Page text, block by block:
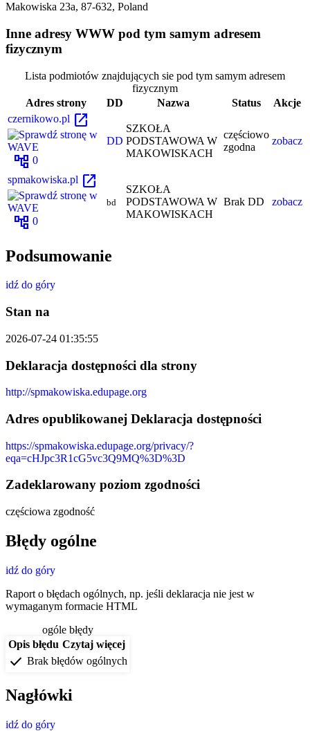
Makowiska 23a, 87-632, Poland
Inne adresy WWW pod tym samym adresem
fizycznym
Lista podmiotów znajdujących sie pod tym samym adresem
fizycznym
Adres strony
DD Nazwa Status
Akcje
czernikowo.pl open_in_new
account_tree 0
DD
SZKOŁA
PODSTAWOWA W
MAKOWISKACH
częściowo
zgodna
zobacz
spmakowiska.pl open_in_new
account_tree 0
bd
SZKOŁA
PODSTAWOWA W
MAKOWISKACH
Brak DD zobacz
Podsumowanie
idź do góry
Stan na
2026-07-24 01:35:55
Deklaracja dostępności dla strony
http://spmakowiska.edupage.org
Adres opublikowanej Deklaracja dostępności
https://spmakowiska.edupage.org/privacy/?
eqa=cHJpc3R1cG5vc3Q9MQ%3D%3D
Zadeklarowany poziom zgodności
częściowa zgodność
Błędy ogólne
idź do góry
Raport o błędach ogólnych, np. jeśli deklaracja nie jest w
wymaganym formacie HTML
ogóle błędy
Opis błędu Czytaj więcej
check Brak błędów ogólnych
Nagłówki
idź do góry